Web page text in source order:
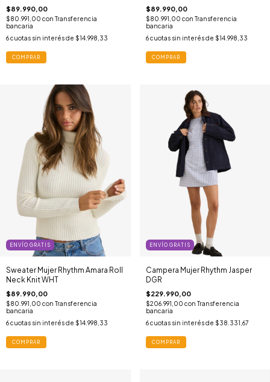
$89.990,00
$80.991,00 con Transferencia
bancaria
6cuotas sin interés de $14.998,33
COMPRAR
$89.990,00
$80.991,00 con Transferencia
bancaria
6 cuotas sin interés de $14.998,33
COMPRAR
ENVÍO GRATIS
Sweater Mujer Rhythm Amara Roll
Neck Knit WHT
$89.990,00
$80.991,00 con Transferencia
bancaria
6cuotas sin interés de $14.998,33
COMPRAR
ENVÍO GRATIS
Campera Mujer Rhythm Jasper
DGR
$229.990,00
$206.991,00 con Transferencia
bancaria
6 cuotas sin interés de $38.331,67
COMPRAR